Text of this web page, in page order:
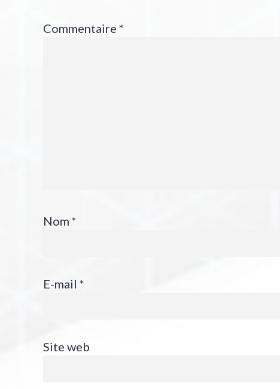
Commentaire *
Nom *
E-mail *
Site web